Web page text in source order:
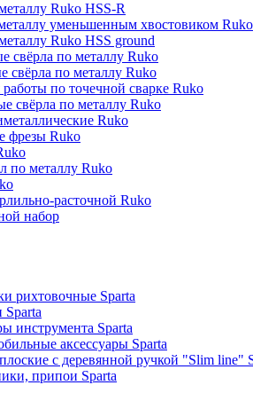
Ruko HSS-R
уменьшенным хвостовиком Ruko
Ruko HSS ground
свёрла по металлу Ruko
свёрла по металлу Ruko
по точечной сварке Ruko
свёрла по металлу Ruko
Ruko
фрезы Ruko
по металлу Ruko
расточной Ruko
набор
рихтовочные Sparta
Sparta
инструмента Sparta
аксессуары Sparta
с деревянной ручкой "Slim line"
припои Sparta